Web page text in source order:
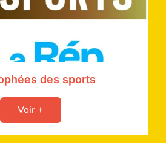
des sports
Voir +